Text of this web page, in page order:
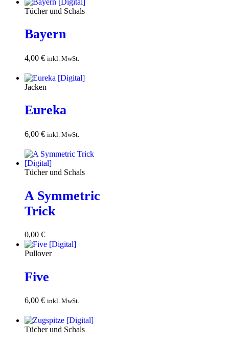
Tücher und Schals
Bayern
4,00 € inkl. MwSt.
Jacken
Eureka
6,00 € inkl. MwSt.
Tücher und Schals
A Symmetric
Trick
0,00 €
Pullover
Five
6,00 € inkl. MwSt.
Tücher und Schals